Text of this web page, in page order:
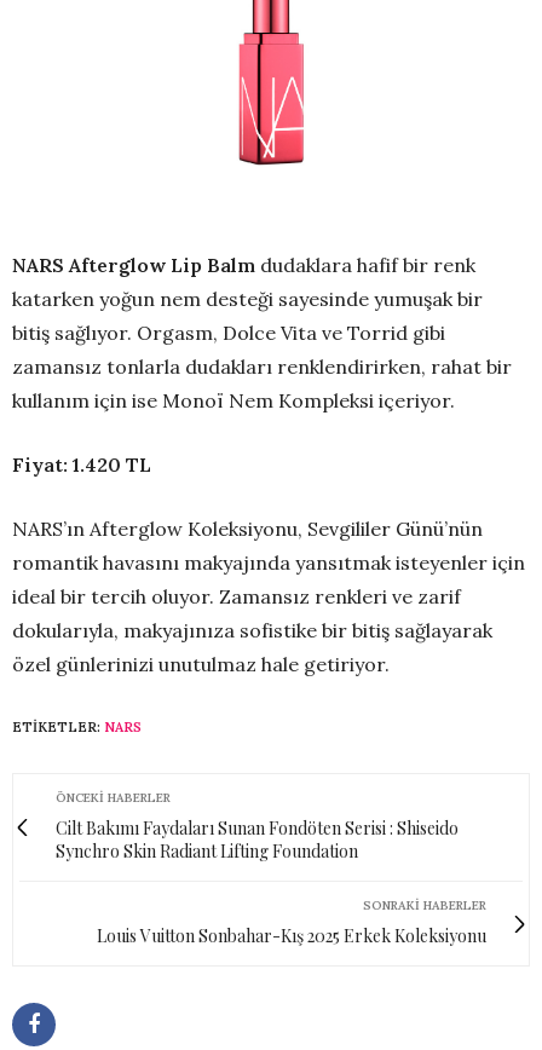
NARS Afterglow Lip Balm dudaklara hafif bir renk
katarken yoğun nem desteği sayesinde yumuşak bir
bitiş sağlıyor. Orgasm, Dolce Vita ve Torrid gibi
zamansız tonlarla dudakları renklendirirken, rahat bir
kullanım için ise Monoï Nem Kompleksi içeriyor.
Fiyat: 1.420 TL
NARS’ın Afterglow Koleksiyonu, Sevgililer Günü’nün
romantik havasını makyajında yansıtmak isteyenler için
ideal bir tercih oluyor. Zamansız renkleri ve zarif
dokularıyla, makyajınıza sofistike bir bitiş sağlayarak
özel günlerinizi unutulmaz hale getiriyor.
ETIKETLER: NARS
ÖNCEKI HABERLER
Cilt Bakımı Faydaları Sunan Fondöten Serisi : Shiseido
Synchro Skin Radiant Lifting Foundation
SONRAKI HABERLER
Louis Vuitton Sonbahar-Kış 2025 Erkek Koleksiyonu